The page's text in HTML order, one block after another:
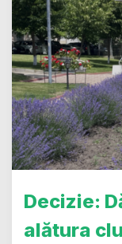
Decizie:
alătura